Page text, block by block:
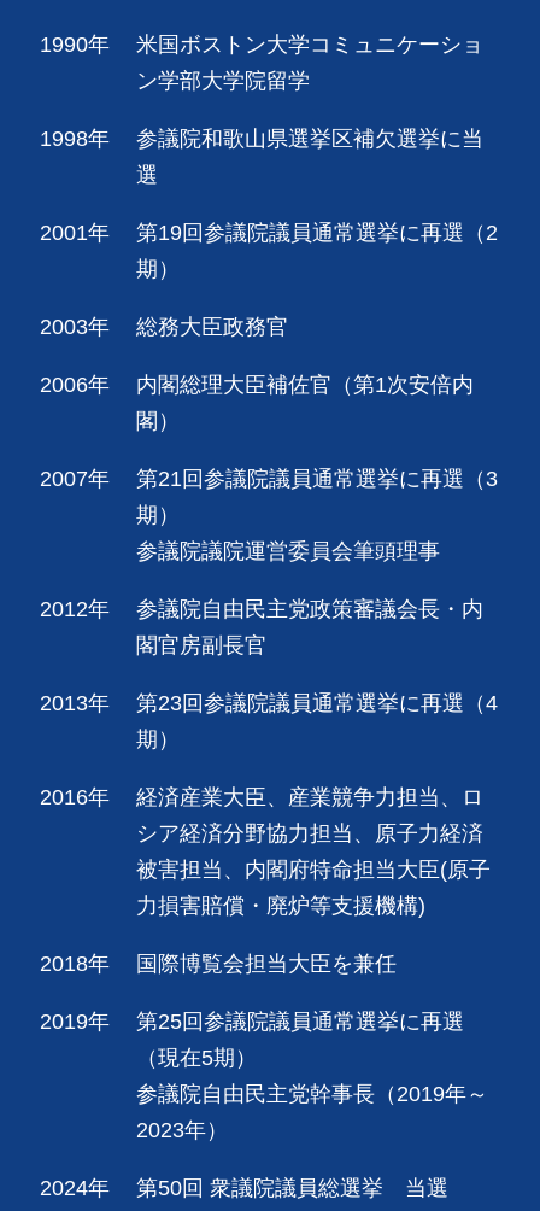
1990年
米国ボストン大学コミュニケーショ
ン学部大学院留学
1998年
参議院和歌山県選挙区補欠選挙に当
選
2001年
第19回参議院議員通常選挙に再選（2
期）
2003年 総務大臣政務官
2006年
内閣総理大臣補佐官（第1次安倍内
閣）
2007年
第21回参議院議員通常選挙に再選（3
期）
参議院議院運営委員会筆頭理事
2012年
参議院自由民主党政策審議会長・内
閣官房副長官
2013年
第23回参議院議員通常選挙に再選（4
期）
2016年
経済産業大臣、産業競争力担当、ロ
シア経済分野協力担当、原子力経済
被害担当、内閣府特命担当大臣(原子
力損害賠償・廃炉等支援機構)
2018年 国際博覧会担当大臣を兼任
2019年
第25回参議院議員通常選挙に再選
（現在5期）
参議院自由民主党幹事長（2019年～
2023年）
2024年 第50回 衆議院議員総選挙 当選